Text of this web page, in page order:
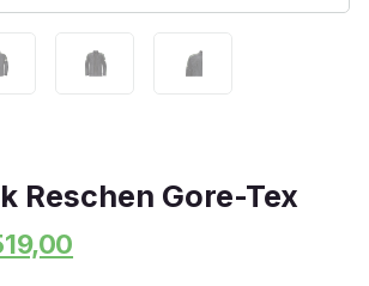
Reschen Gore-Tex
prijs